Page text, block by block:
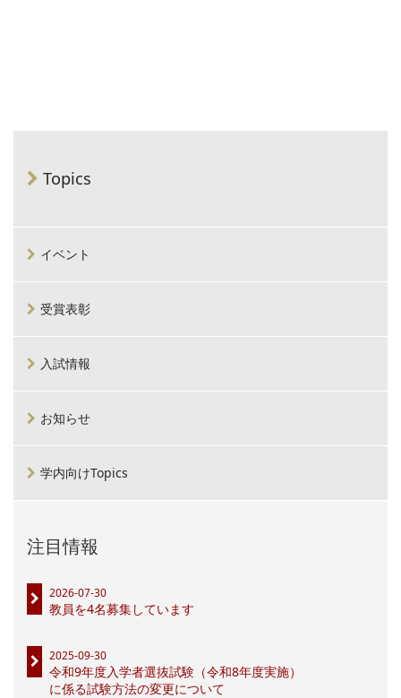
Topics
イベント
受賞表彰
入試情報
お知らせ
学内向けTopics
注目情報
2026-07-30
教員を4名募集しています
2025-09-30
令和9年度入学者選抜試験（令和8年度実施）
に係る試験方法の変更について